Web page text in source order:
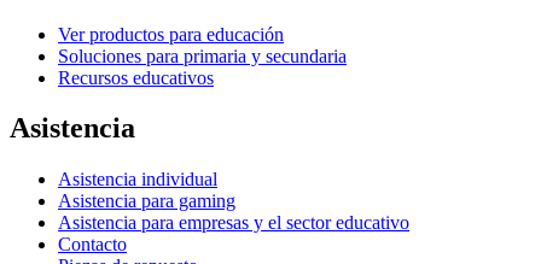
Ver productos para educación
Soluciones para primaria y secundaria
Recursos educativos
Asistencia
Asistencia individual
Asistencia para gaming
Asistencia para empresas y el sector educativo
Contacto